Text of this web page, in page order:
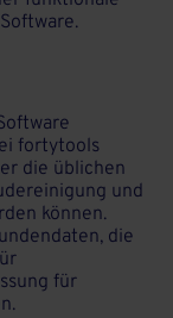
fortytools
die üblichen
und
können.
die
für